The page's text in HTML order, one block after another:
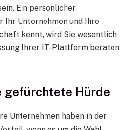
Ein persönlicher
Ihr Unternehmen und Ihre
kennt, wird Sie wesentlich
Ihrer IT-Plattform beraten
gefürchtete Hürde
Unternehmen haben in der